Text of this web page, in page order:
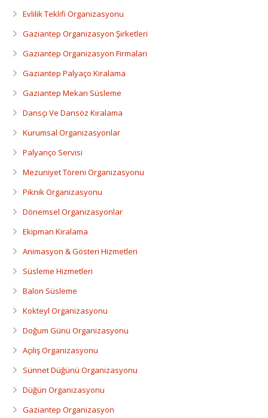
Evlilik Teklifi Organizasyonu
Gaziantep Organizasyon Şirketleri
Gaziantep Organizasyon Firmaları
Gaziantep Palyaço Kiralama
Gaziantep Mekan Süsleme
Dansçı Ve Dansöz Kiralama
Kurumsal Organizasyonlar
Palyanço Servisi
Mezuniyet Töreni Organizasyonu
Piknik Organizasyonu
Dönemsel Organizasyonlar
Ekipman Kiralama
Animasyon & Gösteri Hizmetleri
Süsleme Hizmetleri
Balon Süsleme
Kokteyl Organizasyonu
Doğum Günü Organizasyonu
Açılış Organizasyonu
Sünnet Düğünü Organizasyonu
Düğün Organizasyonu
Gaziantep Organizasyon